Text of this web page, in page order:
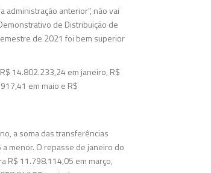
anterior”, não vai
de Distribuição de
de 2021 foi bem superior
14.802.233,24 em janeiro, R$
em maio e R$
a soma das transferências
menor. O repasse de janeiro do
R$ 11.798.114,05 em março,